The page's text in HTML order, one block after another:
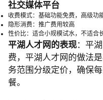
社交媒体平台
收费模式：基础功能免费，高级功
隐形消费：推广费用较高
性价比：适合小规模试水，不适合
平湖人才网的表现：平
费，平湖人才网的做法
务范围分级定价，确保
餐。